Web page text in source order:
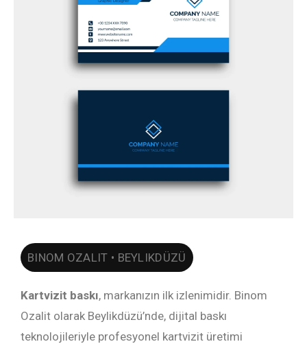
BINOM OZALIT • BEYLIKDÜZÜ
Kartvizit baskı, markanızın ilk izlenimidir. Binom
Ozalit olarak Beylikdüzü’nde, dijital baskı
teknolojileriyle profesyonel kartvizit üretimi